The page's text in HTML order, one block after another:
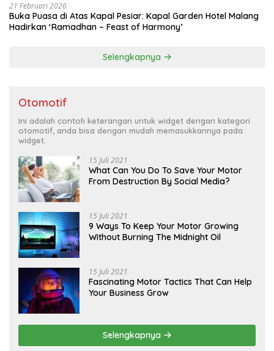
21 Februari 2026
Buka Puasa di Atas Kapal Pesiar: Kapal Garden Hotel Malang
Hadirkan ‘Ramadhan – Feast of Harmony’
Selengkapnya
Otomotif
Ini adalah contoh keterangan untuk widget dengan kategori
otomotif, anda bisa dengan mudah memasukkannya pada
widget.
15 Juli 2021
What Can You Do To Save Your Motor
From Destruction By Social Media?
15 Juli 2021
9 Ways To Keep Your Motor Growing
Without Burning The Midnight Oil
15 Juli 2021
Fascinating Motor Tactics That Can Help
Your Business Grow
Selengkapnya